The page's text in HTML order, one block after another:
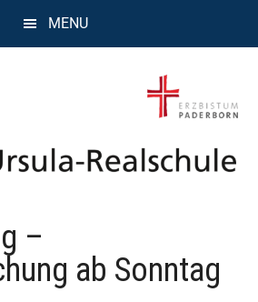
MENU
–
ab Sonntag